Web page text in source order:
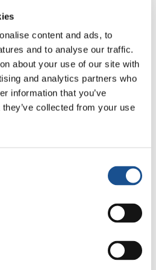
content and ads, to
and to analyse our traffic.
about your use of our site with
and analytics partners who
information that you’ve
collected from your use
è stato sospeso e gli è
temporaneo di un
sospensione ho scoperto
e i suoi cinque figli
Si erano trasferiti in
dalla mia scuola.
le sue poche cose.
che mi hanno aiutato
panni dei miei studenti.
forza di riaccogliere il